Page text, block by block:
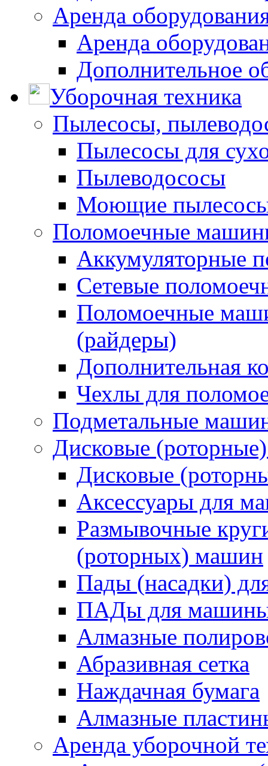
Аренда
Аренда
Дополнительное
Уборочная техника
Пылесосы,
Пылесосы для
Пылеводососы
Моющие пылесосы
Поломоечные
Аккумуляторные
Сетевые
Поломоечные
(райдеры)
Дополнительная
Чехлы для
Подметальные
Дисковые
Дисковые
Аксессуары для
Размывочные
(роторных) машин
Пады (насадки)
ПАДы для
Алмазные
Абразивная сетка
Наждачная бумага
Алмазные
Аренда уборочной